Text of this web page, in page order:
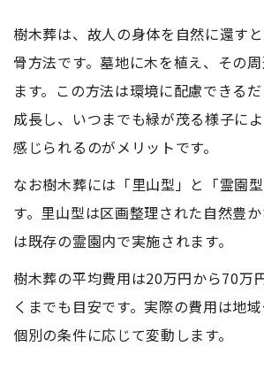
樹木葬は、故人の身体を自然に還す
骨方法です。墓地に木を植え、その
ます。この方法は環境に配慮できる
成長し、いつまでも緑が茂る様子に
感じられるのがメリットです。
なお樹木葬には「里山型」と「霊園
す。里山型は区画整理された自然豊
は既存の霊園内で実施されます。
樹木葬の平均費用は20万円から70万
くまでも目安です。実際の費用は地
個別の条件に応じて変動します。